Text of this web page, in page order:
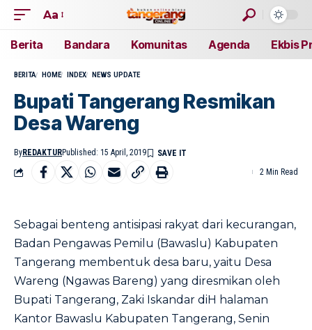
Aa
Berita Bandara Komunitas Agenda Ekbis
BERITA HOME INDEX NEWS UPDATE
Bupati Tangerang Resmikan
Desa Wareng
ByREDAKTURPublished: 15 April, 2019
2 Min Read
Sebagai benteng antisipasi rakyat dari kecurangan,
Badan Pengawas Pemilu (Bawaslu) Kabupaten
Tangerang membentuk desa baru, yaitu Desa
Wareng (Ngawas Bareng) yang diresmikan oleh
Bupati Tangerang, Zaki Iskandar diH halaman
Kantor Bawaslu Kabupaten Tangerang, Senin